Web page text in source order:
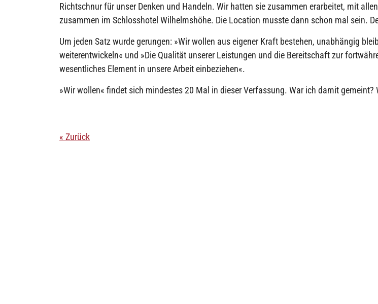
Richtschnur für unser Denken und Handeln. Wir hatten sie zusammen erarbeitet, mit
zusammen im Schlosshotel Wilhelmshöhe. Die Location musste dann schon mal sein.
Um jeden Satz wurde gerungen: »Wir wollen aus eigener Kraft bestehen, unabhängig
weiterentwickeln« und »Die Qualität unserer Leistungen und die Bereitschaft zur
wesentliches Element in unsere Arbeit einbeziehen«.
»Wir wollen« findet sich mindestes 20 Mal in dieser Verfassung. War ich damit gemeint?
« Zurück